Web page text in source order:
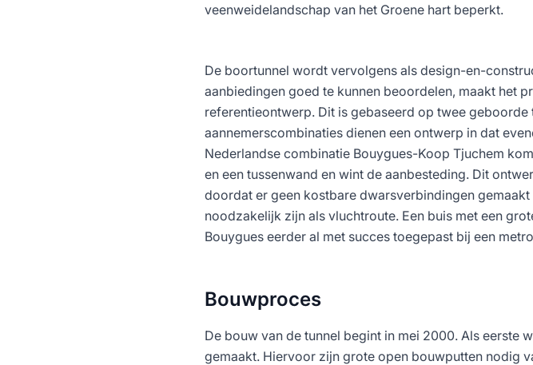
veenweidelandschap van het Groene hart beperkt.
De boortunnel wordt vervolgens als design-en-
aanbiedingen goed te kunnen beoordelen, maakt het
referentieontwerp. Dit is gebaseerd op twee
aannemerscombinaties dienen een ontwerp in dat
Nederlandse combinatie Bouygues-Koop Tjuchem
en een tussenwand en wint de aanbesteding. Dit
doordat er geen kostbare dwarsverbindingen
noodzakelijk zijn als vluchtroute. Een buis met een
Bouygues eerder al met succes toegepast bij een
Bouwproces
De bouw van de tunnel begint in mei 2000. Als eerste
gemaakt. Hiervoor zijn grote open bouwputten nodig